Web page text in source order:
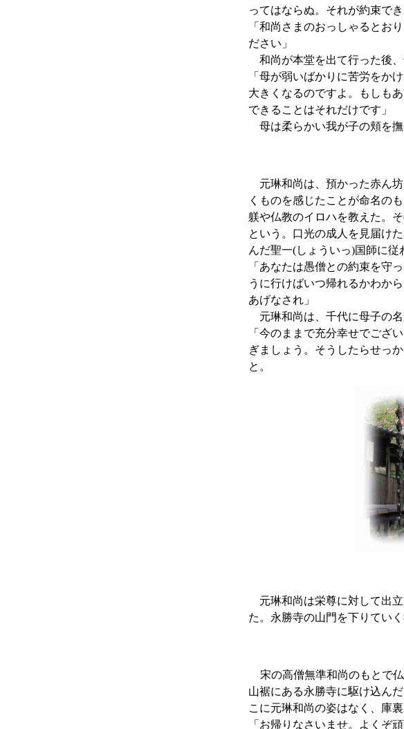
ってはならぬ。それが約束で
「和尚さまのおっしゃるとお
ださい」
和尚が本堂を出て行った後
「母が弱いばかりに苦労をか
大きくなるのですよ。もしも
できることはそれだけです」
母は柔らかい我が子の頬を撫
元琳和尚は、預かった赤ん
くものを感じたことが命名の
躾や仏教のイロハを教えた。
という。 口光の成人を見届け
んだ聖一(しょういっ)国師に従
「あなたは愚僧との約束を守
うに行けばいつ帰れるかわか
あげなされ」
元琳和尚は、千代に母子の
「今のままで充分幸せでござ
ぎましょう。そうしたらせっ
と。
元琳和尚は栄尊に対して出
た。 永勝寺の山門を下りてい
宋の高僧無準和尚のもとで
山裾にある永勝寺に駆け込ん
こに元琳和尚の姿はなく、庫
「お帰りなさいませ。よくぞ